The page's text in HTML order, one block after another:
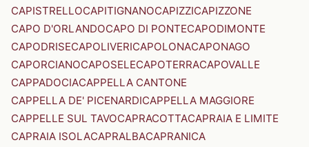
CAPISTRELLOCAPITIGNANOCAPIZZICAPIZZONE
CAPO D'ORLANDOCAPO DI PONTECAPODIMONTE
CAPODRISECAPOLIVERICAPOLONACAPONAGO
CAPORCIANOCAPOSELECAPOTERRACAPOVALLE
CAPPADOCIACAPPELLA CANTONE
CAPPELLA DE' PICENARDICAPPELLA MAGGIORE
CAPPELLE SUL TAVOCAPRACOTTACAPRAIA E LIMITE
CAPRAIA ISOLACAPRALBACAPRANICA